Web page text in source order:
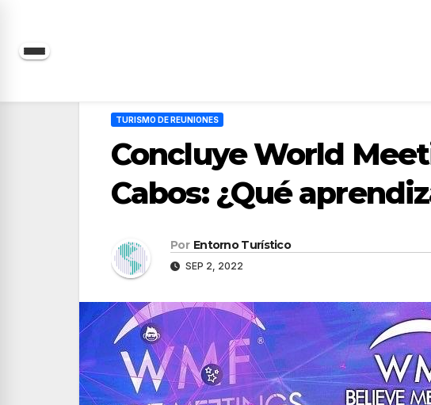
Saltar
TURISMO DE REUNIONES
Concluye World
Cabos: ¿Qué
Por Entorno Turístico
SEP 2, 2022